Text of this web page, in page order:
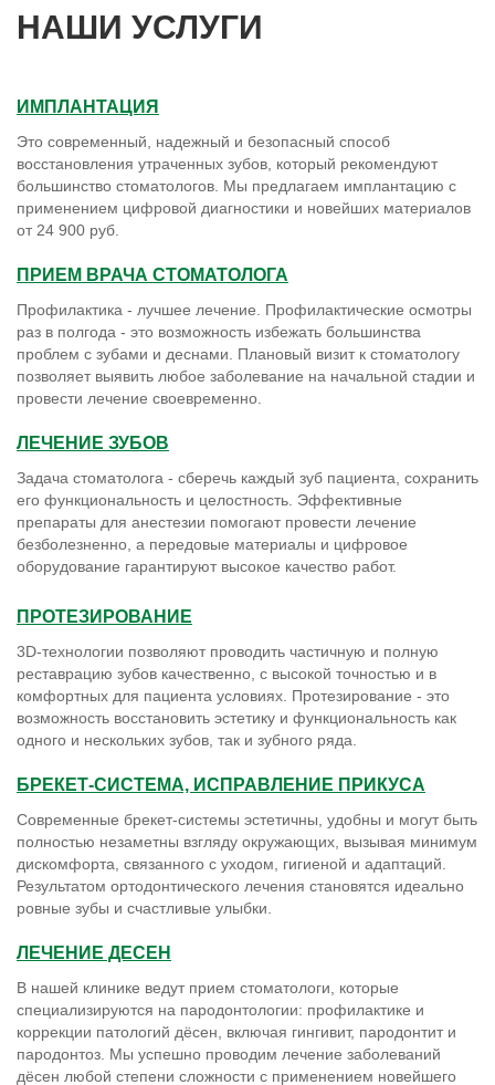
Это современный, надежный и безопасный способ
восстановления утраченных зубов, который рекомендуют
большинство стоматологов. Мы предлагаем имплантацию с
применением цифровой диагностики и новейших материалов
от 24 900 руб.
Профилактика - лучшее лечение. Профилактические осмотры
раз в полгода - это возможность избежать большинства
проблем с зубами и деснами. Плановый визит к стоматологу
позволяет выявить любое заболевание на начальной стадии и
провести лечение своевременно.
Задача стоматолога - сберечь каждый зуб пациента, сохранить
его функциональность и целостность. Эффективные
препараты для анестезии помогают провести лечение
безболезненно, а передовые материалы и цифровое
оборудование гарантируют высокое качество работ.
3D-технологии позволяют проводить частичную и полную
реставрацию зубов качественно, с высокой точностью и в
комфортных для пациента условиях. Протезирование - это
возможность восстановить эстетику и функциональность как
одного и нескольких зубов, так и зубного ряда.
Современные брекет-системы эстетичны, удобны и могут быть
полностью незаметны взгляду окружающих, вызывая минимум
дискомфорта, связанного с уходом, гигиеной и адаптаций.
Результатом ортодонтического лечения становятся идеально
ровные зубы и счастливые улыбки.
В нашей клинике ведут прием стоматологи, которые
специализируются на пародонтологии: профилактике и
коррекции патологий дёсен, включая гингивит, пародонтит и
пародонтоз. Мы успешно проводим лечение заболеваний
дёсен любой степени сложности с применением новейшего
оборудования, уделяя особое внимание мерам